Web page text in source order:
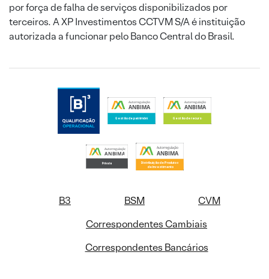
por força de falha de serviços disponibilizados por
terceiros. A XP Investimentos CCTVM S/A é instituição
autorizada a funcionar pelo Banco Central do Brasil.
B3 BSM
CVM
Correspondentes Cambiais
Correspondentes Bancários